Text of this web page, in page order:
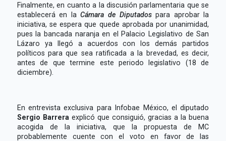
Finalmente, en cuanto a la discusión parlamentaria que se
establecerá en laCámara de Diputadospara aprobar la
iniciativa, se espera que quede aprobada por unanimidad,
pues la bancada naranja en el Palacio Legislativo de San
Lázaro ya llegó a acuerdos con los demás partidos
políticos para que sea ratificada a la brevedad, es decir,
antes de que termine este periodo legislativo (18 de
diciembre).
En entrevista exclusiva para Infobae México, el diputado
Sergio Barrera explicó que consiguió, gracias a la buena
acogida de la iniciativa, que la propuesta de MC
probablemente cuente con el voto en favor de las